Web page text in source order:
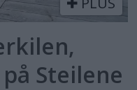
Steilene